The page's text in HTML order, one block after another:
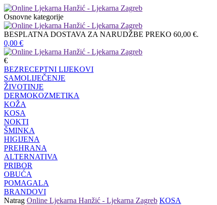
Osnovne kategorije
BESPLATNA DOSTAVA ZA NARUDŽBE PREKO 60,00 €.
0,00 €
€
BEZRECEPTNI LIJEKOVI
SAMOLIJEČENJE
ŽIVOTINJE
DERMOKOZMETIKA
KOŽA
KOSA
NOKTI
ŠMINKA
HIGIJENA
PREHRANA
ALTERNATIVA
PRIBOR
OBUĆA
POMAGALA
BRANDOVI
Natrag Online Ljekarna Hanžić - Ljekarna Zagreb KOSA